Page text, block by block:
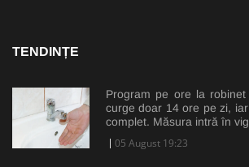
TENDINȚE
Program pe ore la
curge doar 14 ore pe zi,
complet. Măsura intră în
05 August 19:23